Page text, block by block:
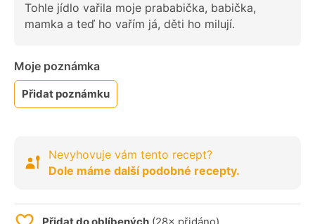
Tohle jídlo vařila moje prababička, babička,
mamka a teď ho vařím já, děti ho milují.
Moje poznámka
Přidat poznámku
Nevyhovuje vám tento recept?
Dole máme další podobné recepty.